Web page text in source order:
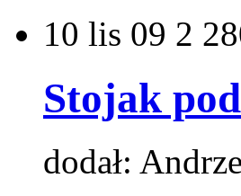
10 lis 09 2
Stojak
dodał: